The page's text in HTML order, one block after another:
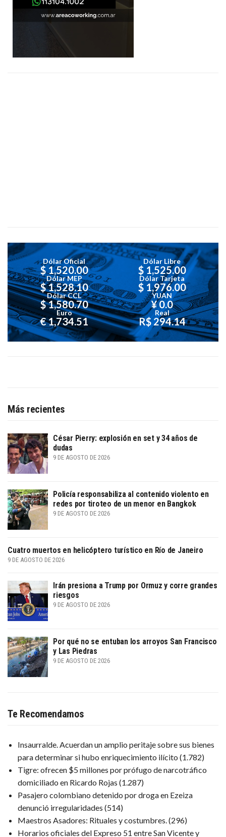
Dólar Oficial
$ 1,520.00
Dólar Libre
$ 1,525.00
Dólar MEP
$ 1,528.10
Dólar Tarjeta
$ 1,976.00
Dólar CCL
$ 1,580.70
YUAN
¥ 0.0
Euro
€ 1,734.51
Real
R$ 294.14
Más recientes
César Pierry: explosión en set y 34 años de
dudas
9 DE AGOSTO DE 2026
Policía responsabiliza al contenido violento en
redes por tiroteo de un menor en Bangkok
9 DE AGOSTO DE 2026
Cuatro muertos en helicóptero turístico en Río de Janeiro
9 DE AGOSTO DE 2026
Irán presiona a Trump por Ormuz y corre grandes
riesgos
9 DE AGOSTO DE 2026
Por qué no se entuban los arroyos San Francisco
y Las Piedras
9 DE AGOSTO DE 2026
Te Recomendamos
Insaurralde. Acuerdan un amplio peritaje sobre sus bienes
para determinar si hubo enriquecimiento ilícito (1.782)
Tigre: ofrecen $5 millones por prófugo de narcotráfico
domiciliado en Ricardo Rojas (1.287)
Pasajero colombiano detenido por droga en Ezeiza
denunció irregularidades (514)
Maestros Asadores: Rituales y costumbres.(296)
Horarios oficiales del Expreso 51 entre San Vicente y